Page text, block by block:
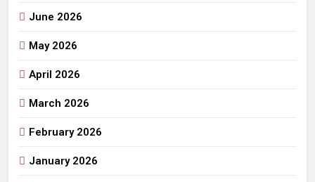
June 2026
May 2026
April 2026
March 2026
February 2026
January 2026